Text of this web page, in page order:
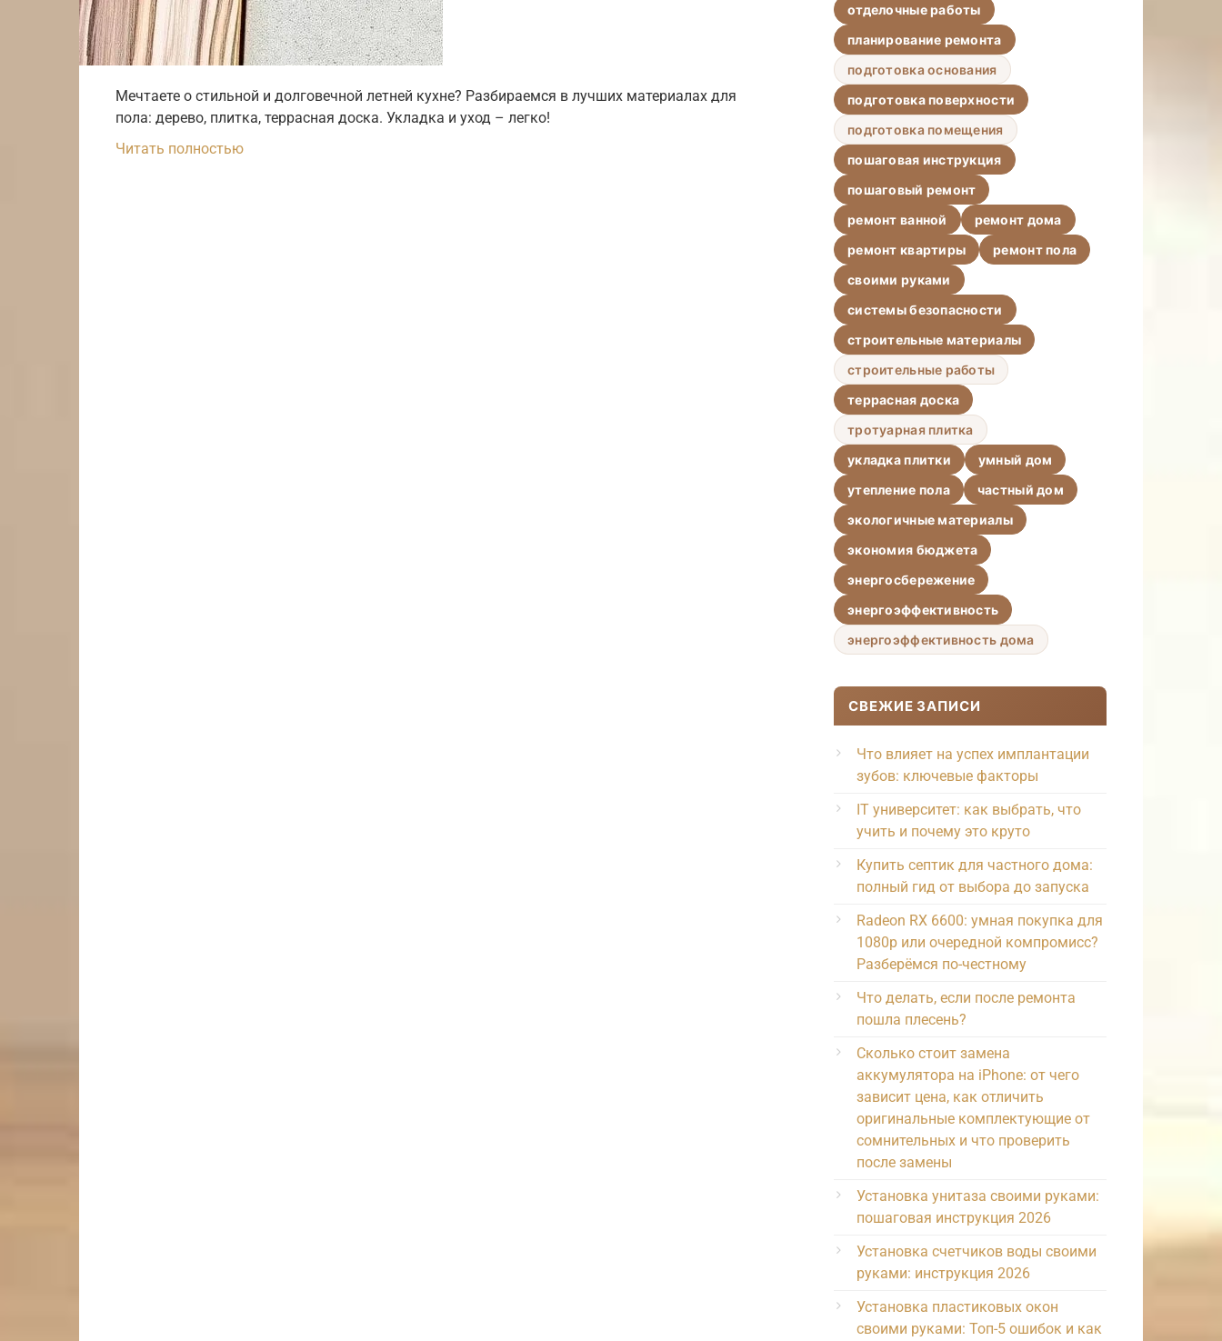
Мечтаете о стильной и долговечной летней кухне? Разбираемся в лучших материалах для
пола: дерево, плитка, террасная доска. Укладка и уход – легко!
Читать полностью
отделочные работы
планирование ремонта
подготовка основания
подготовка поверхности
подготовка помещения
пошаговая инструкция
пошаговый ремонт
ремонт ванной
ремонт дома
ремонт квартиры
ремонт пола
своими руками
системы безопасности
строительные материалы
строительные работы
террасная доска
тротуарная плитка
укладка плитки
умный дом
утепление пола
частный дом
экологичные материалы
экономия бюджета
энергосбережение
энергоэффективность
энергоэффективность дома
СВЕЖИЕ ЗАПИСИ
Что влияет на успех имплантации
зубов: ключевые факторы
IT университет: как выбрать, что
учить и почему это круто
Купить септик для частного дома:
полный гид от выбора до запуска
Radeon RX 6600: умная покупка для
1080p или очередной компромисс?
Разберёмся по-честному
Что делать, если после ремонта
пошла плесень?
Сколько стоит замена
аккумулятора на iPhone: от чего
зависит цена, как отличить
оригинальные комплектующие от
сомнительных и что проверить
после замены
Установка унитаза своими руками:
пошаговая инструкция 2026
Установка счетчиков воды своими
руками: инструкция 2026
Установка пластиковых окон
своими руками: Топ-5 ошибок и как